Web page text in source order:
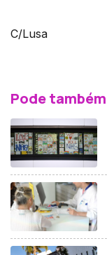
C/Lusa
Pode